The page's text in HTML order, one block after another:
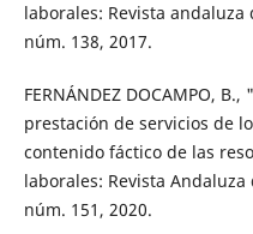
laborales: Revista
núm. 138, 2017.
FERNÁNDEZ DOCAMPO,
prestación de servicios de
contenido fáctico de las
laborales: Revista
núm. 151, 2020.